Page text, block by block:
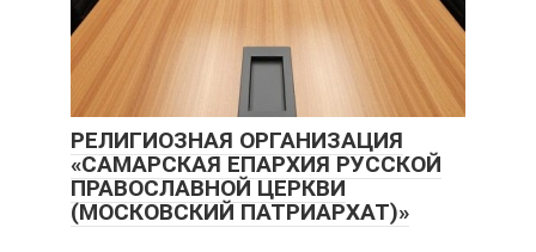
РЕЛИГИОЗНАЯ ОРГАНИЗАЦИЯ
«САМАРСКАЯ ЕПАРХИЯ РУССКОЙ
ПРАВОСЛАВНОЙ ЦЕРКВИ
(МОСКОВСКИЙ ПАТРИАРХАТ)»